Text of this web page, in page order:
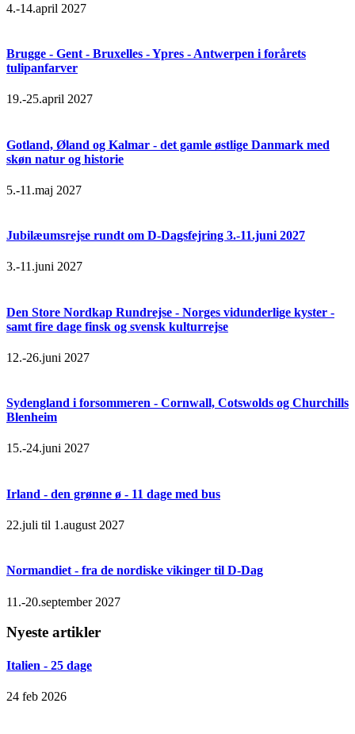
4.-14.april 2027
Brugge - Gent - Bruxelles - Ypres - Antwerpen i forårets
tulipanfarver
19.-25.april 2027
Gotland, Øland og Kalmar - det gamle østlige Danmark med
skøn natur og historie
5.-11.maj 2027
Jubilæumsrejse rundt om D-Dagsfejring 3.-11.juni 2027
3.-11.juni 2027
Den Store Nordkap Rundrejse - Norges vidunderlige kyster -
samt fire dage finsk og svensk kulturrejse
12.-26.juni 2027
Sydengland i forsommeren - Cornwall, Cotswolds og Churchills
Blenheim
15.-24.juni 2027
Irland - den grønne ø - 11 dage med bus
22.juli til 1.august 2027
Normandiet - fra de nordiske vikinger til D-Dag
11.-20.september 2027
Nyeste artikler
Italien - 25 dage
24 feb 2026